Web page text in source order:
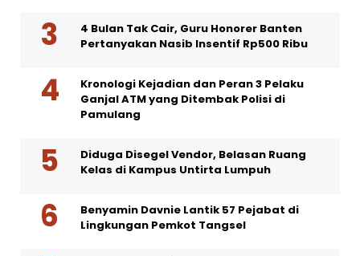
4 Bulan Tak Cair, Guru Honorer Banten
Pertanyakan Nasib Insentif Rp500 Ribu
Kronologi Kejadian dan Peran 3 Pelaku
Ganjal ATM yang Ditembak Polisi di
Pamulang
Diduga Disegel Vendor, Belasan Ruang
Kelas di Kampus Untirta Lumpuh
Benyamin Davnie Lantik 57 Pejabat di
Lingkungan Pemkot Tangsel